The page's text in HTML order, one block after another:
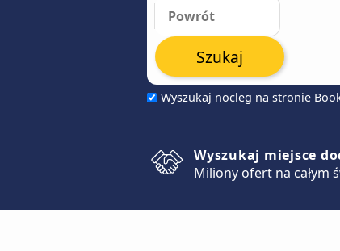
Wyszukaj nocleg na stronie
Szukaj
Wyszukaj miejsce
Miliony ofert na całym